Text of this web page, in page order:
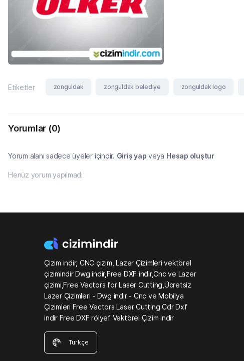
Etiketler zonguldak zonguldak belediye zonguldak logo
Yorumlar (0)
Yorum alanı sadece üyeler içindir. Giriş yap veya Hesap oluştur
Henüz yorum yapılmadı
Çizim indir, CNC çizim, Lazer Çizimleri vektörel
çizimindir Dwg indir,Free DXF indir,Cnc ve Lazer
çizimi,Free Vectors for Laser Cutting,Ücretsiz
Lazer Çizimleri - Dwg indir - Cnc ve Mobilya
Çizimleri Free Vectors Laser Cutting Cdr Dxf
indir Free DXF rölyef Vektörel Çizim indir
Türkçe